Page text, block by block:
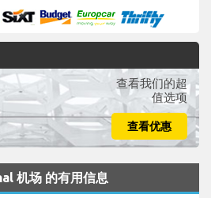
查看我们的超
值选项
查看优惠
机场 的有用信息